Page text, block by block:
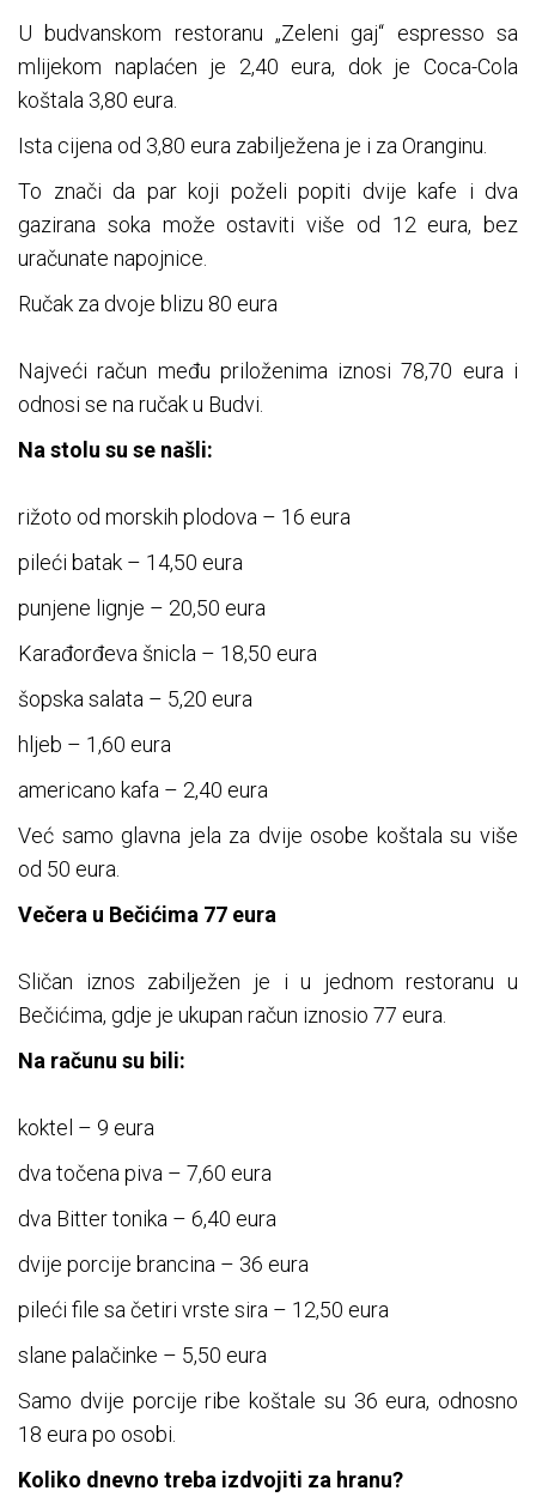
U budvanskom restoranu „Zeleni gaj“ espresso sa
mlijekom naplaćen je 2,40 eura, dok je Coca-Cola
koštala 3,80 eura.
Ista cijena od 3,80 eura zabilježena je i za Oranginu.
To znači da par koji poželi popiti dvije kafe i dva
gazirana soka može ostaviti više od 12 eura, bez
uračunate napojnice.
Ručak za dvoje blizu 80 eura
Najveći račun među priloženima iznosi 78,70 eura i
odnosi se na ručak u Budvi.
Na stolu su se našli:
rižoto od morskih plodova – 16 eura
pileći batak – 14,50 eura
punjene lignje – 20,50 eura
Karađorđeva šnicla – 18,50 eura
šopska salata – 5,20 eura
hljeb – 1,60 eura
americano kafa – 2,40 eura
Već samo glavna jela za dvije osobe koštala su više
od 50 eura.
Večera u Bečićima 77 eura
Sličan iznos zabilježen je i u jednom restoranu u
Bečićima, gdje je ukupan račun iznosio 77 eura.
Na računu su bili:
koktel – 9 eura
dva točena piva – 7,60 eura
dva Bitter tonika – 6,40 eura
dvije porcije brancina – 36 eura
pileći file sa četiri vrste sira – 12,50 eura
slane palačinke – 5,50 eura
Samo dvije porcije ribe koštale su 36 eura, odnosno
18 eura po osobi.
Koliko dnevno treba izdvojiti za hranu?